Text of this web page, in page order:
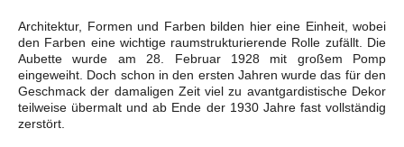
Architektur, Formen und Farben bilden hier eine Einheit, wobei
den Farben eine wichtige raumstrukturierende Rolle zufällt. Die
Aubette wurde am 28. Februar 1928 mit großem Pomp
eingeweiht. Doch schon in den ersten Jahren wurde das für den
Geschmack der damaligen Zeit viel zu avantgardistische Dekor
teilweise übermalt und ab Ende der 1930 Jahre fast vollständig
zerstört.